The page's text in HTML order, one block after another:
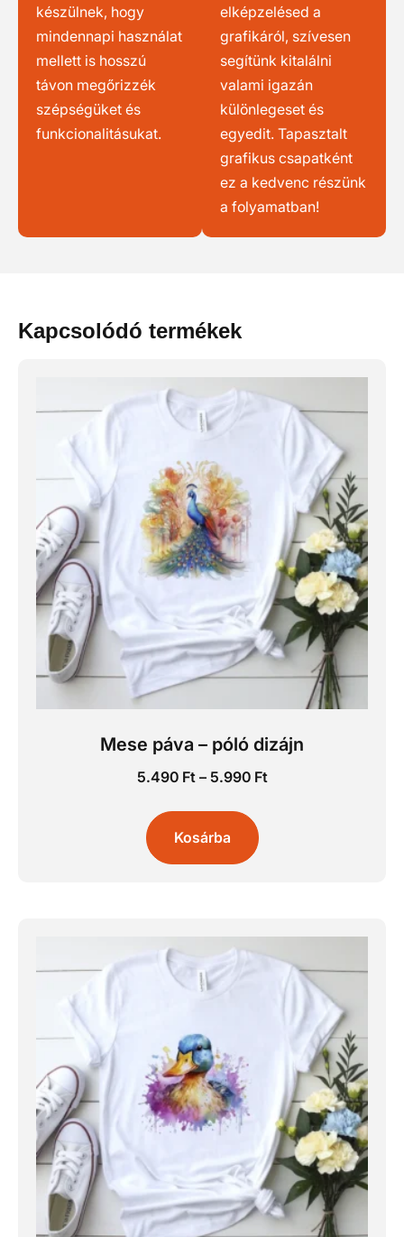
készülnek, hogy
mindennapi használat
mellett is hosszú
távon megőrizzék
szépségüket és
funkcionalitásukat.
elképzelésed a
grafikáról, szívesen
segítünk kitalálni
valami igazán
különlegeset és
egyedit. Tapasztalt
grafikus csapatként
ez a kedvenc részünk
a folyamatban!
Kapcsolódó termékek
Mese páva – póló dizájn
5.490 Ft – 5.990 Ft
Kosárba